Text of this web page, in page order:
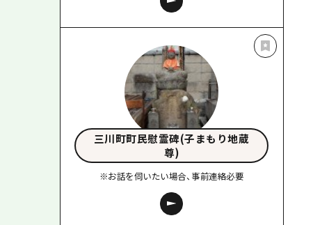
三川町町民慰霊碑(子まもり地蔵
尊)
※お話を伺いたい場合、事前連絡必要